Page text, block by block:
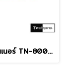
ตลับหมึกโทนเนอร์ TN-8000 ดำ Brother